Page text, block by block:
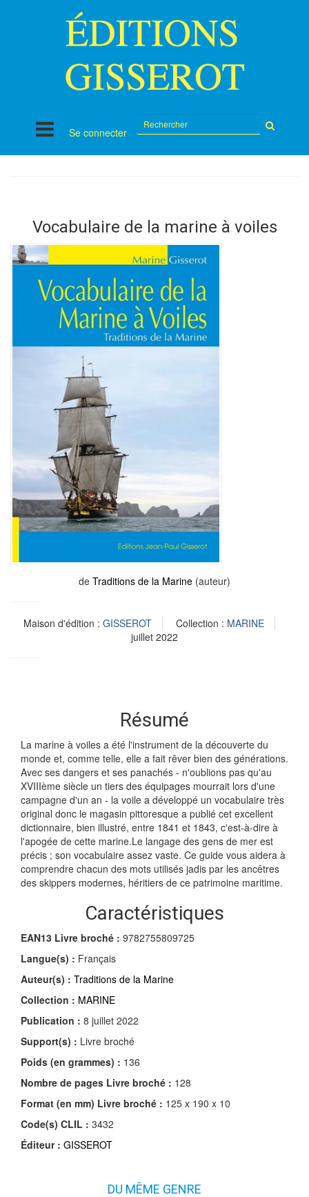
Se connecter
sur
Vocabulaire de la marine à voiles
de Traditions de la Marine (auteur)
Maison d'édition : GISSEROT Collection : MARINE
juillet 2022
Résumé
La marine à voiles a été l'instrument de la découverte du
monde et, comme telle, elle a fait rêver bien des générations.
Avec ses dangers et ses panachés - n'oublions pas qu'au
XVIIIème siècle un tiers des équipages mourrait lors d'une
campagne d'un an - la voile a développé un vocabulaire très
original donc le magasin pittoresque a publié cet excellent
dictionnaire, bien illustré, entre 1841 et 1843, c'est-à-dire à
l'apogée de cette marine.Le langage des gens de mer est
précis ; son vocabulaire assez vaste. Ce guide vous aidera à
comprendre chacun des mots utilisés jadis par les ancêtres
des skippers modernes, héritiers de ce patrimoine maritime.
Caractéristiques
EAN13 Livre broché : 9782755809725
Langue(s) : Français
Auteur(s) : Traditions de la Marine
Collection : MARINE
Publication : 8 juillet 2022
Support(s) : Livre broché
Poids (en grammes) : 136
Nombre de pages Livre broché : 128
Format (en mm) Livre broché : 125 x 190 x 10
Code(s) CLIL : 3432
Éditeur : GISSEROT
DU MÊME GENRE